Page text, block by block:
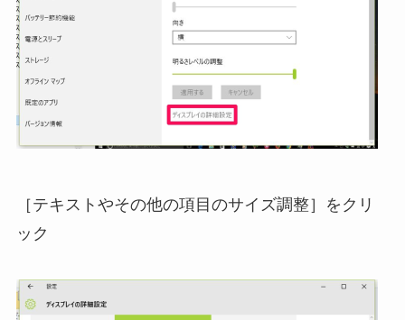
［テキストやその他の項目のサイズ調整］をクリ
ック